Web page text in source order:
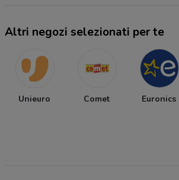
Altri negozi selezionati per te
Unieuro Comet Euronics